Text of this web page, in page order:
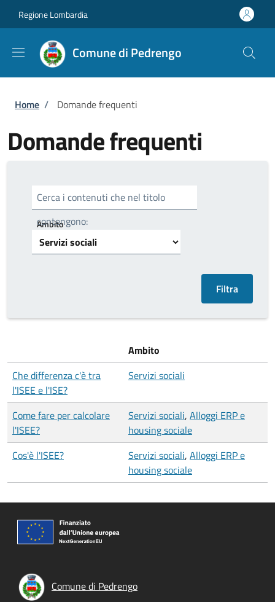
Regione Lombardia
Comune di Pedrengo
Briciole di pane
Home / Domande frequenti
Domande frequenti
Cerca i contenuti che nel titolo
contengono:
Ambito
Ambito
Che differenza c'è tra
l'ISEE e l'ISE?
Servizi sociali
Come fare per calcolare
l'ISEE?
Servizi sociali, Alloggi ERP e
housing sociale
Cos'è l'ISEE?
Servizi sociali, Alloggi ERP e
housing sociale
Comune di Pedrengo